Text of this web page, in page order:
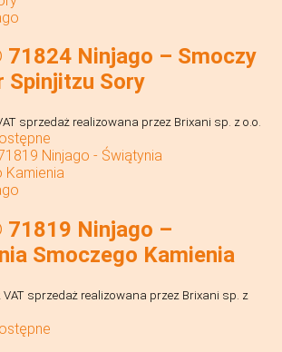
71824 Ninjago – Smoczy
Spinjitzu Sory
sprzedaż realizowana przez Brixani sp. z o.o.
71819 Ninjago –
Smoczego Kamienia
VAT sprzedaż realizowana przez Brixani sp. z